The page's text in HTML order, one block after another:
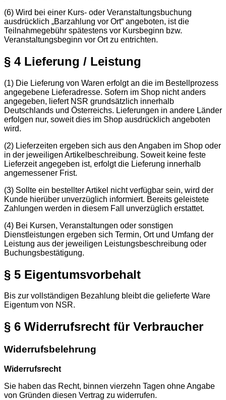
(6) Wird bei einer Kurs- oder Veranstaltungsbuchung
ausdrücklich „Barzahlung vor Ort“ angeboten, ist die
Teilnahmegebühr spätestens vor Kursbeginn bzw.
Veranstaltungsbeginn vor Ort zu entrichten.
§ 4 Lieferung / Leistung
(1) Die Lieferung von Waren erfolgt an die im Bestellprozess
angegebene Lieferadresse. Sofern im Shop nicht anders
angegeben, liefert NSR grundsätzlich innerhalb
Deutschlands und Österreichs. Lieferungen in andere Länder
erfolgen nur, soweit dies im Shop ausdrücklich angeboten
wird.
(2) Lieferzeiten ergeben sich aus den Angaben im Shop oder
in der jeweiligen Artikelbeschreibung. Soweit keine feste
Lieferzeit angegeben ist, erfolgt die Lieferung innerhalb
angemessener Frist.
(3) Sollte ein bestellter Artikel nicht verfügbar sein, wird der
Kunde hierüber unverzüglich informiert. Bereits geleistete
Zahlungen werden in diesem Fall unverzüglich erstattet.
(4) Bei Kursen, Veranstaltungen oder sonstigen
Dienstleistungen ergeben sich Termin, Ort und Umfang der
Leistung aus der jeweiligen Leistungsbeschreibung oder
Buchungsbestätigung.
§ 5 Eigentumsvorbehalt
Bis zur vollständigen Bezahlung bleibt die gelieferte Ware
Eigentum von NSR.
§ 6 Widerrufsrecht für Verbraucher
Widerrufsbelehrung
Widerrufsrecht
Sie haben das Recht, binnen vierzehn Tagen ohne Angabe
von Gründen diesen Vertrag zu widerrufen.